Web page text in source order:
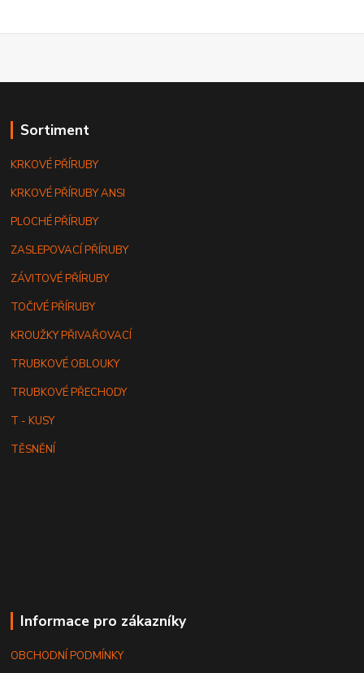
Sortiment
KRKOVÉ PŘÍRUBY
KRKOVÉ PŘÍRUBY ANSI
PLOCHÉ PŘÍRUBY
ZASLEPOVACÍ PŘÍRUBY
ZÁVITOVÉ PŘÍRUBY
TOČIVÉ PŘÍRUBY
KROUŽKY PŘIVAŘOVACÍ
TRUBKOVÉ OBLOUKY
TRUBKOVÉ PŘECHODY
T - KUSY
TĚSNĚNÍ
Informace pro zákazníky
OBCHODNÍ PODMÍNKY